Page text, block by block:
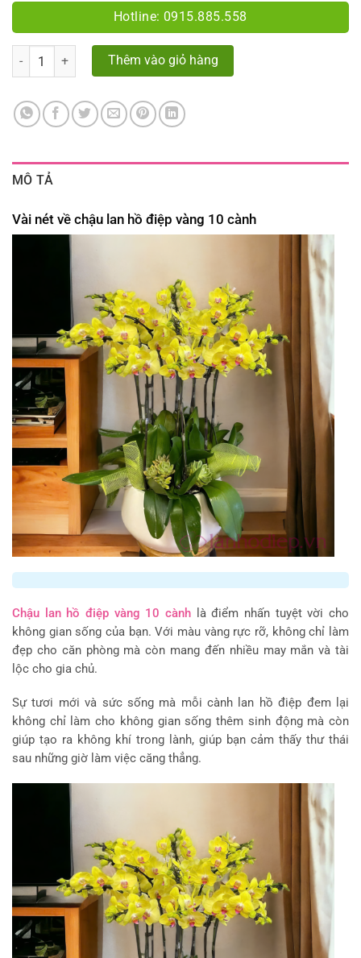
Hotline: 0915.885.558
Số lượng Thêm vào giỏ hàng
MÔ TẢ
Vài nét về chậu lan hồ điệp vàng 10 cành
Chậu lan hồ điệp vàng 10 cành là điểm nhấn tuyệt vời cho
không gian sống của bạn. Với màu vàng rực rỡ, không chỉ làm
đẹp cho căn phòng mà còn mang đến nhiều may mắn và tài
lộc cho gia chủ.
Sự tươi mới và sức sống mà mỗi cành lan hồ điệp đem lại
không chỉ làm cho không gian sống thêm sinh động mà còn
giúp tạo ra không khí trong lành, giúp bạn cảm thấy thư thái
sau những giờ làm việc căng thẳng.